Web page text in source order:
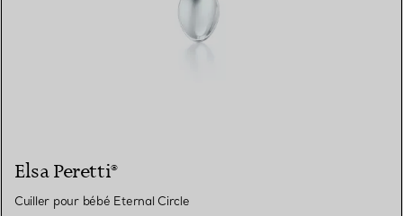
Elsa Peretti®
Cuiller pour bébé Eternal Circle